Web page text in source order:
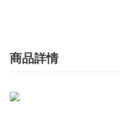
商品詳情